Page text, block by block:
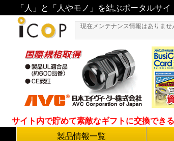
「人」と「人やモノ」を結ぶポータルサイ
現在メンテナンス情報はありませ
サイト内で貯めて素敵なギフトに交換でき
製品情報一覧